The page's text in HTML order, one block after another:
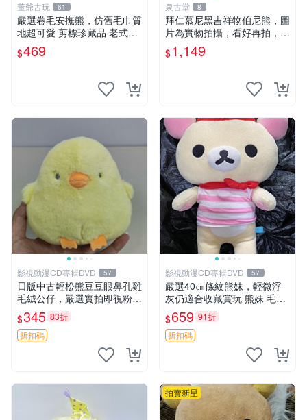
董爺古玩 61
嚴選卷毛安撫熊，仿舊毛巾質
地超可愛 剪標珍藏品 老式毛
巾質地 安撫熊 款式
$469
泉古堂 8
拜仁慕尼黑吉祥物伯尼熊，圖
片為實物拍攝，看好再拍，不
退不換-187978
$1,149
影視動漫CD專輯DVD 57
日版中古輕松熊豆豆眼鼻孔雞
毛絨公仔，嚴選實拍即視粉絲
必買 公仔紙箱氣泡膜精心包
裝快速發貨 輕松熊 公仔 雞毛
絨
$345 83折
折扣碼
影視動漫CD專輯DVD 57
嚴選40㎝條紋熊妹，輕微浮
灰仍適合收藏賞玩 熊妹 毛絨
玩具 浮雕熊
$659 91折
折扣碼
拍賣新星